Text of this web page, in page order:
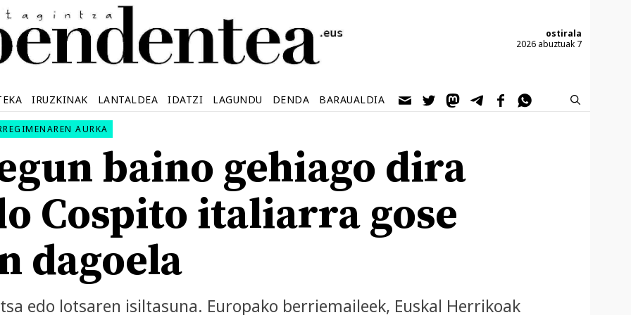
ostirala
2026 abuztuak 7
IRUZKINAK LANTALDEA IDATZI LAGUNDU DENDA BARAUALDIA
AURKA
baino gehiago dira
Cospito italiarra gose
dagoela
edo lotsaren isiltasuna. Europako berriemaileek, Euskal Herrikoak